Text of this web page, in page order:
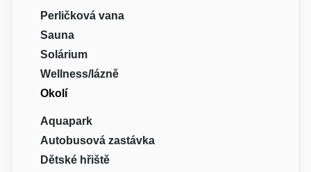
Perličková vana
Sauna
Solárium
Wellness/lázně
Okolí
Aquapark
Autobusová zastávka
Dětské hřiště